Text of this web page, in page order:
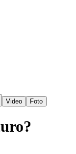
Video Foto